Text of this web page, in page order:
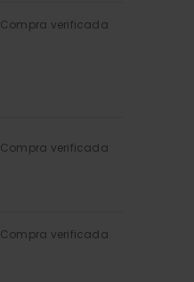
Compra verificada
Compra verificada
Compra verificada